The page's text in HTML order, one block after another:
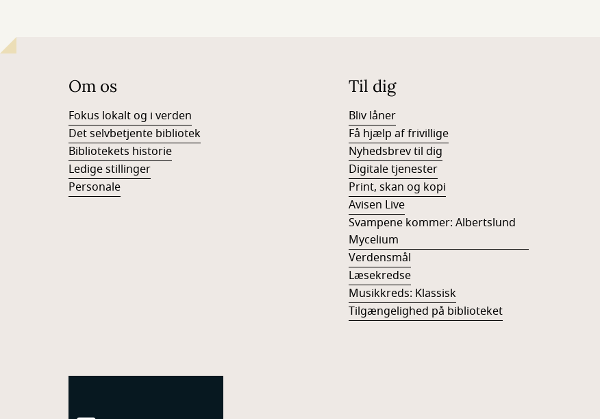
Om os
Fokus lokalt og i verden
Det selvbetjente bibliotek
Bibliotekets historie
Ledige stillinger
Personale
Til dig
Bliv låner
Få hjælp af frivillige
Nyhedsbrev til dig
Digitale tjenester
Print, skan og kopi
Avisen Live
Svampene kommer: Albertslund
Mycelium
Verdensmål
Læsekredse
Musikkreds: Klassisk
Tilgængelighed på biblioteket